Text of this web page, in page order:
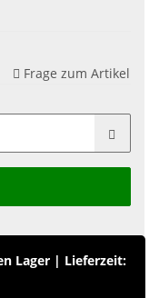
Frage zum Artikel
Lager | Lieferzeit: